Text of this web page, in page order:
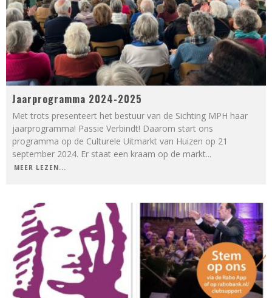
Jaarprogramma 2024-2025
Met trots presenteert het bestuur van de Sichting MPH haar
jaarprogramma! Passie Verbindt! Daarom start ons
programma op de Culturele Uitmarkt van Huizen op 21
september 2024. Er staat een kraam op de markt...
MEER LEZEN...